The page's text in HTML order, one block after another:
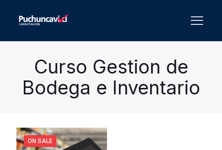
Curso Gestion de
Bodega e Inventario
ON SALE